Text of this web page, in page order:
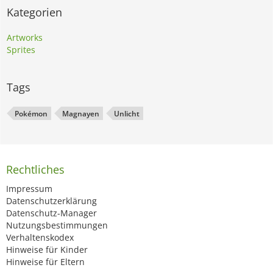
Kategorien
Artworks
Sprites
Tags
Pokémon Magnayen Unlicht
Rechtliches
Impressum
Datenschutzerklärung
Datenschutz-Manager
Nutzungsbestimmungen
Verhaltenskodex
Hinweise für Kinder
Hinweise für Eltern